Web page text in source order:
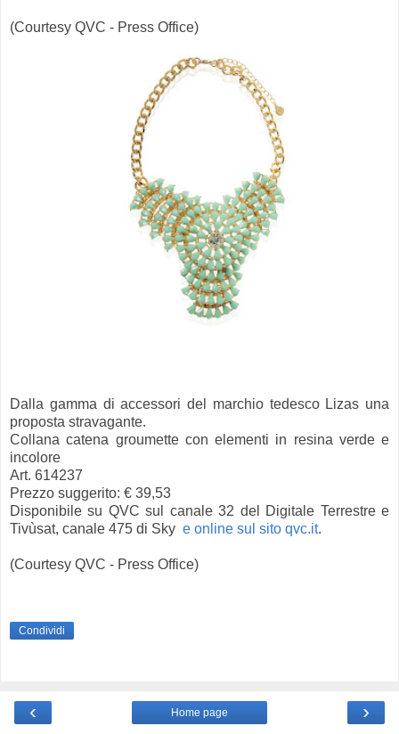
(Courtesy QVC - Press Office)
Dalla gamma di accessori del marchio tedesco Lizas una
proposta stravagante.
Collana catena groumette con elementi in resina verde e
incolore
Art. 614237
Prezzo suggerito: € 39,53
Disponibile su QVC sul canale 32 del Digitale Terrestre e
Tivùsat, canale 475 di Sky e online sul sito qvc.it.
(Courtesy QVC - Press Office)
Condividi
‹ ›
Home page